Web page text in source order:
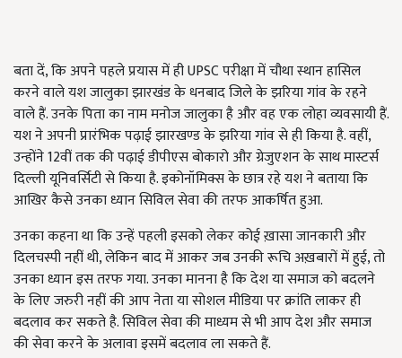
बता दें, कि अपने पहले प्रयास में ही UPSC परीक्षा में चौथा स्थान हासिल
करने वाले यश जालुका झारखंड के धनबाद जिले के झरिया गांव के रहने
वाले हैं. उनके पिता का नाम मनोज जालुका है और वह एक लोहा व्यवसायी हैं.
यश ने अपनी प्रारंभिक पढ़ाई झारखण्ड के झरिया गांव से ही किया है. वहीं,
उन्होंने 12वीं तक की पढ़ाई डीपीएस बोकारो और ग्रेजुएशन के साथ मास्टर्स
दिल्ली यूनिवर्सिटी से किया है. इकोनॉमिक्स के छात्र रहे यश ने बताया कि
आखिर कैसे उनका ध्यान सिविल सेवा की तरफ आकर्षित हुआ.
उनका कहना था कि उन्हें पहली इसको लेकर कोई ख़ासा जानकारी और
दिलचस्पी नहीं थी, लेकिन बाद में आकर जब उनकी रूचि अख़बारों में हुई, तो
उनका ध्यान इस तरफ गया. उनका मानना है कि देश या समाज को बदलने
के लिए जरुरी नहीं की आप नेता या सोशल मीडिया पर क्रांति लाकर ही
बदलाव कर सकते है. सिविल सेवा की माध्यम से भी आप देश और समाज
की सेवा करने के अलावा इसमें बदलाव ला सकते हैं.